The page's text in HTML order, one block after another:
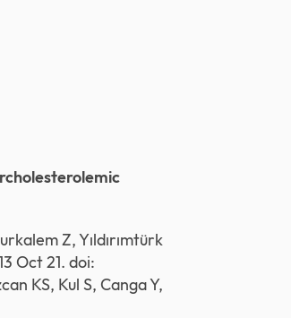
Z, Yıldırımtürk
Oct 21. doi:
KS, Kul S, Canga Y,